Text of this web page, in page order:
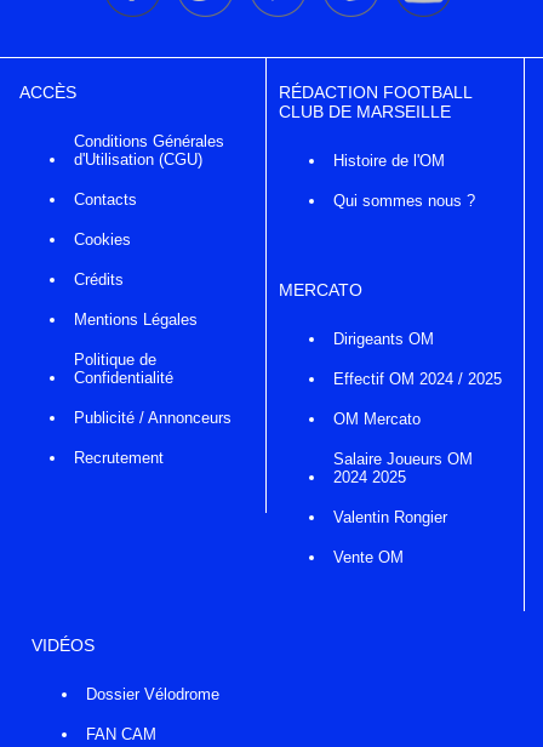
ACCÈS
Conditions Générales
d'Utilisation (CGU)
Contacts
Cookies
Crédits
Mentions Légales
Politique de
Confidentialité
Publicité / Annonceurs
Recrutement
RÉDACTION FOOTBALL
CLUB DE MARSEILLE
Histoire de l'OM
Qui sommes nous ?
MERCATO
Dirigeants OM
Effectif OM 2024 / 2025
OM Mercato
Salaire Joueurs OM
2024 2025
Valentin Rongier
Vente OM
VIDÉOS
Dossier Vélodrome
FAN CAM